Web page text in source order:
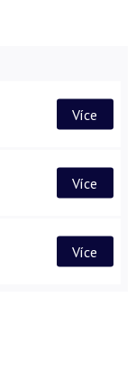
Více
Více
Více